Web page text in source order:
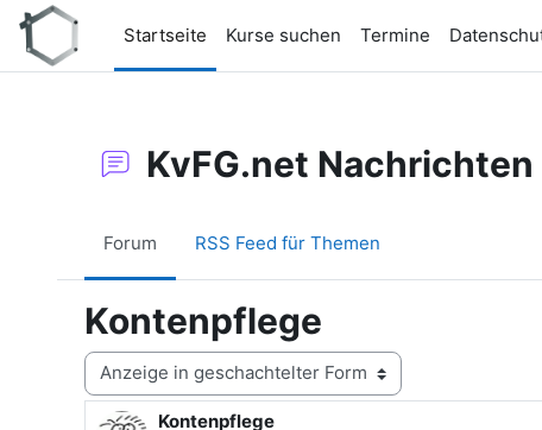
Zum Hauptinhalt
Startseite
Kurse suchen Termine
KvFG.net Nachrichten
Forum RSS Feed für Themen
Kontenpflege
Anzeigemodus
Kontenpflege
Anzahl Antworten: 0